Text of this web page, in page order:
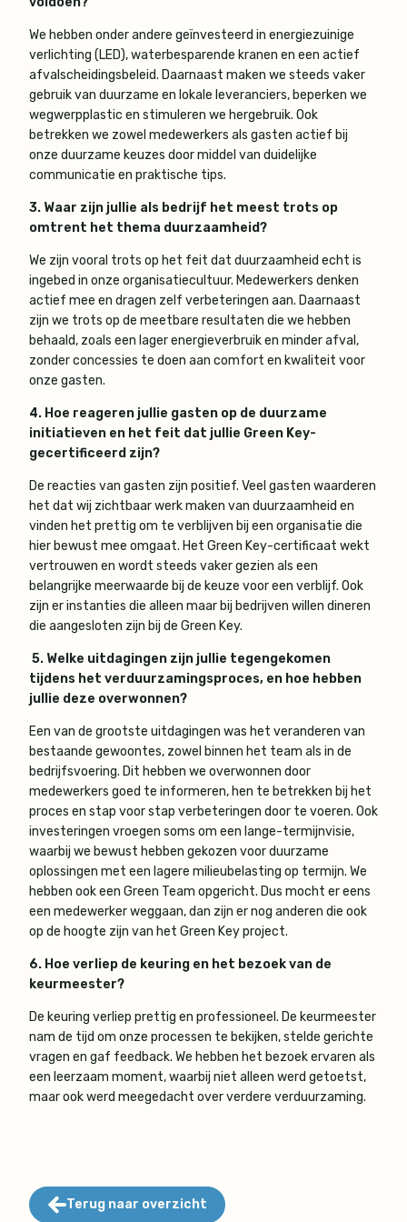
We hebben onder andere geïnvesteerd in energiezuinige
verlichting (LED), waterbesparende kranen en een actief
afvalscheidingsbeleid. Daarnaast maken we steeds vaker
gebruik van duurzame en lokale leveranciers, beperken we
wegwerpplastic en stimuleren we hergebruik. Ook
betrekken we zowel medewerkers als gasten actief bij
onze duurzame keuzes door middel van duidelijke
communicatie en praktische tips.
3. Waar zijn jullie als bedrijf het meest trots op
omtrent het thema duurzaamheid?
We zijn vooral trots op het feit dat duurzaamheid echt is
ingebed in onze organisatiecultuur. Medewerkers denken
actief mee en dragen zelf verbeteringen aan. Daarnaast
zijn we trots op de meetbare resultaten die we hebben
behaald, zoals een lager energieverbruik en minder afval,
zonder concessies te doen aan comfort en kwaliteit voor
onze gasten.
4. Hoe reageren jullie gasten op de duurzame
initiatieven en het feit dat jullie Green Key-
gecertificeerd zijn?
De reacties van gasten zijn positief. Veel gasten waarderen
het dat wij zichtbaar werk maken van duurzaamheid en
vinden het prettig om te verblijven bij een organisatie die
hier bewust mee omgaat. Het Green Key-certificaat wekt
vertrouwen en wordt steeds vaker gezien als een
belangrijke meerwaarde bij de keuze voor een verblijf. Ook
zijn er instanties die alleen maar bij bedrijven willen dineren
die aangesloten zijn bij de Green Key.
5. Welke uitdagingen zijn jullie tegengekomen
tijdens het verduurzamingsproces, en hoe hebben
jullie deze overwonnen?
Een van de grootste uitdagingen was het veranderen van
bestaande gewoontes, zowel binnen het team als in de
bedrijfsvoering. Dit hebben we overwonnen door
medewerkers goed te informeren, hen te betrekken bij het
proces en stap voor stap verbeteringen door te voeren. Ook
investeringen vroegen soms om een lange-termijnvisie,
waarbij we bewust hebben gekozen voor duurzame
oplossingen met een lagere milieubelasting op termijn. We
hebben ook een Green Team opgericht. Dus mocht er eens
een medewerker weggaan, dan zijn er nog anderen die ook
op de hoogte zijn van het Green Key project.
6. Hoe verliep de keuring en het bezoek van de
keurmeester?
De keuring verliep prettig en professioneel. De keurmeester
nam de tijd om onze processen te bekijken, stelde gerichte
vragen en gaf feedback. We hebben het bezoek ervaren als
een leerzaam moment, waarbij niet alleen werd getoetst,
maar ook werd meegedacht over verdere verduurzaming.
Terug naar overzicht